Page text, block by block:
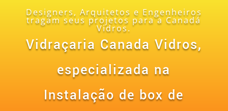
Designers, Arquitetos e Engenheiros
tragam seus projetos para a Canadá
Vidros.
Vidraçaria Canada Vidros,
especializada na
Instalação de box de